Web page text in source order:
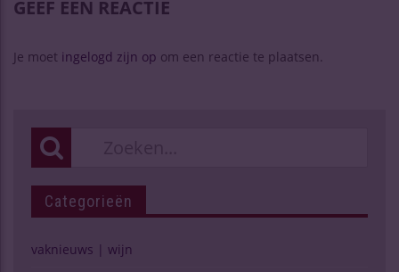
GEEF EEN REACTIE
Je moet ingelogd zijn op om een reactie te plaatsen.
Categorieën
vaknieuws | wijn